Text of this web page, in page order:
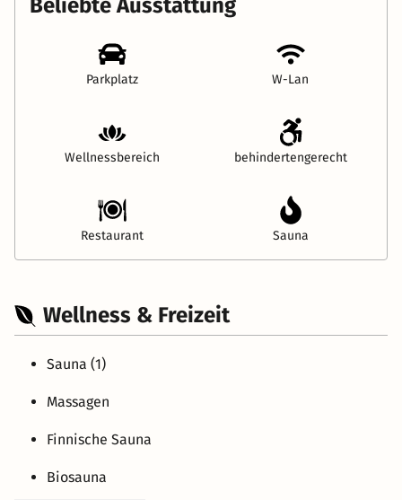
Beliebte Ausstattung
Parkplatz W-Lan
Wellnessbereich behindertengerecht
Restaurant Sauna
Wellness & Freizeit
Sauna (1)
Massagen
Finnische Sauna
Biosauna